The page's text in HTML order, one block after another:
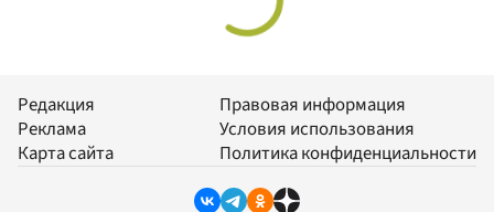
Редакция
Реклама
Карта сайта
Правовая информация
Условия использования
Политика конфиденциальности